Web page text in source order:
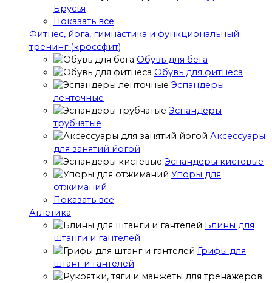
Брусья
Показать все
Фитнес, йога, гимнастика и функциональный
тренинг (кроссфит)
Обувь для бега
Обувь для фитнеса
Эспандеры
ленточные
Эспандеры
трубчатые
Аксессуары
для занятий йогой
Эспандеры кистевые
Упоры для
отжиманий
Показать все
Атлетика
Блины для
штанги и гантелей
Грифы для
штанг и гантелей